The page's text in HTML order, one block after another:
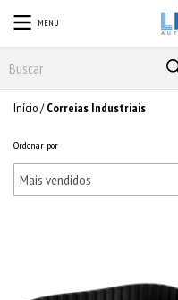
MENU
Início/ Correias Industriais
Ordenar por